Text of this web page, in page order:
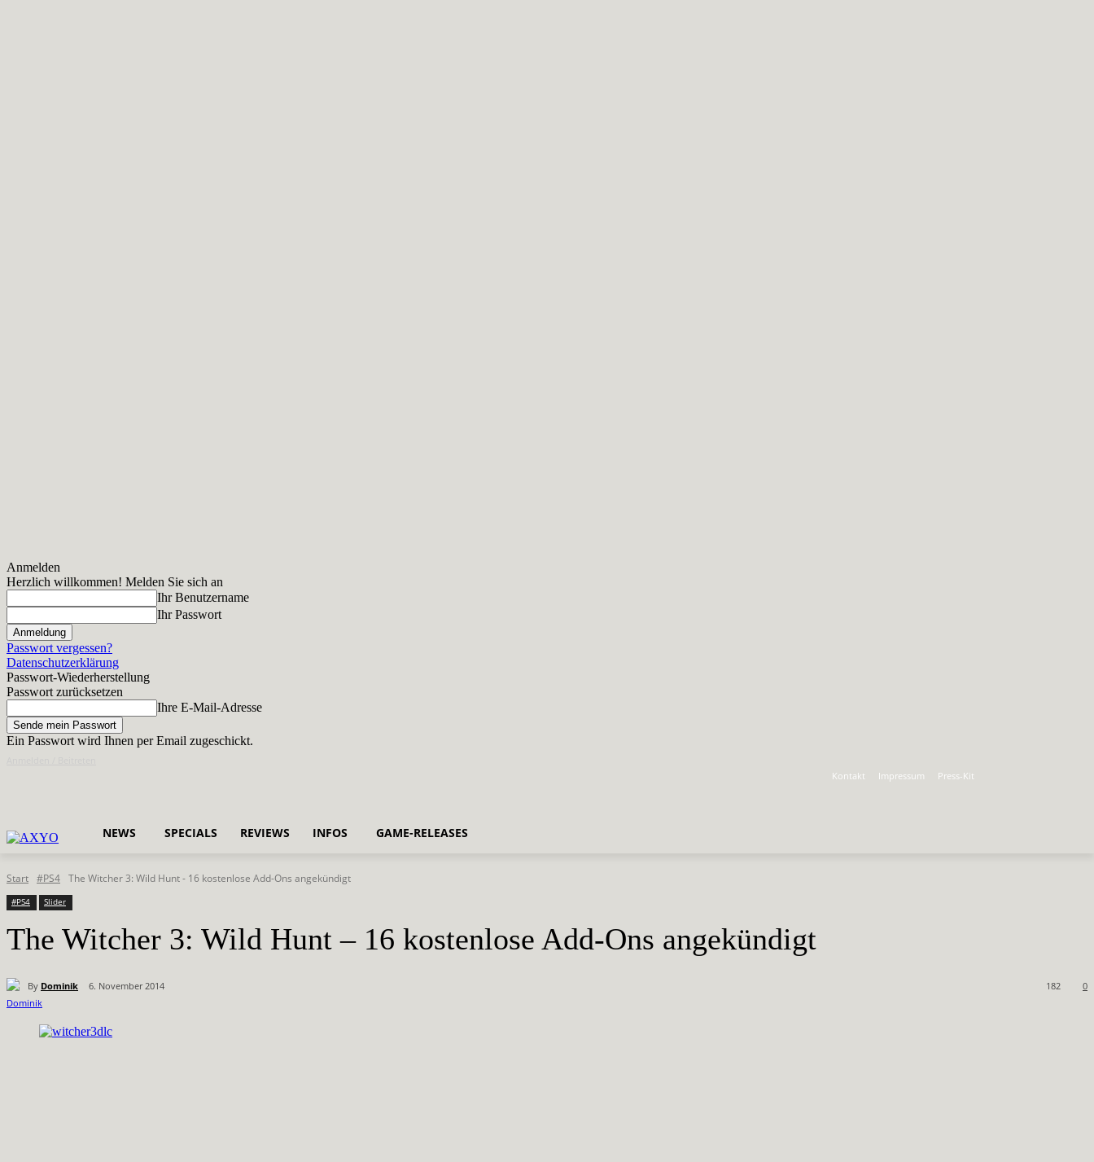
Anmelden
Herzlich willkommen! Melden Sie sich an
Ihr Benutzername
Ihr Passwort
Passwort vergessen?
Datenschutzerklärung
Passwort-Wiederherstellung
Passwort zurücksetzen
Ihre E-Mail-Adresse
Ein Passwort wird Ihnen per Email zugeschickt.
Kontakt
Impressum Press-Kit
NEWS SPECIALS REVIEWS INFOS GAME-RELEASES
Start #PS4 The Witcher 3: Wild Hunt - 16 kostenlose Add-Ons angekündigt
#PS4 Slider
The Witcher 3: Wild Hunt – 16 kostenlose Add-Ons angekündigt
By Dominik 6. November 2014 0
182